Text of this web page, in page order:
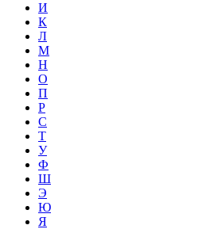
И
К
Л
М
Н
О
П
Р
С
Т
У
Ф
Ш
Э
Ю
Я